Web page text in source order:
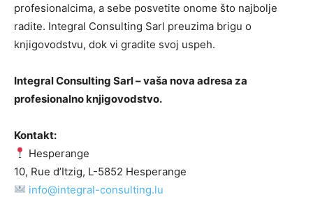
profesionalcima, a sebe posvetite onome što najbolje
radite. Integral Consulting Sarl preuzima brigu o
knjigovodstvu, dok vi gradite svoj uspeh.
Integral Consulting Sarl – vaša nova adresa za
profesionalno knjigovodstvo.
Kontakt:
Hesperange
10, Rue d’Itzig, L-5852 Hesperange
info@integral-consulting.lu